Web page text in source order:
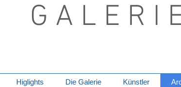
G A L E R
Higlights Die Galerie Künstler